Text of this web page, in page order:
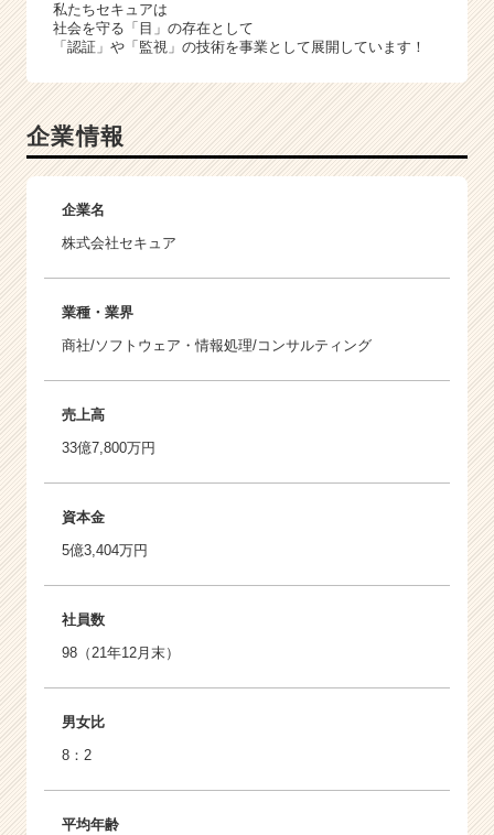
私たちセキュアは
社会を守る「目」の存在として
「認証」や「監視」の技術を事業として展開しています！
企業情報
企業名
株式会社セキュア
業種・業界
商社/ソフトウェア・情報処理/コンサルティング
売上高
33億7,800万円
資本金
5億3,404万円
社員数
98（21年12月末）
男女比
8：2
平均年齢